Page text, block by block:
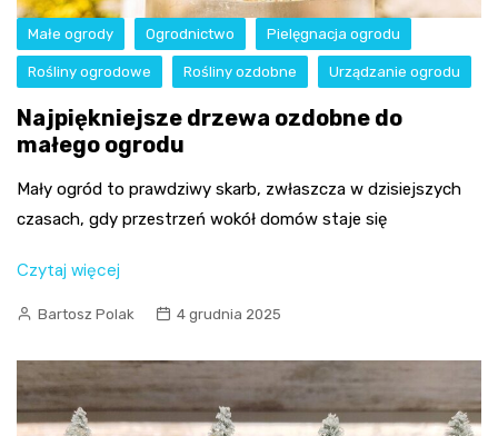
Małe ogrody Ogrodnictwo Pielęgnacja ogrodu
Rośliny ogrodowe Rośliny ozdobne Urządzanie ogrodu
Najpiękniejsze drzewa ozdobne do
małego ogrodu
Mały ogród to prawdziwy skarb, zwłaszcza w dzisiejszych
czasach, gdy przestrzeń wokół domów staje się
Czytaj więcej
Bartosz Polak 4 grudnia 2025